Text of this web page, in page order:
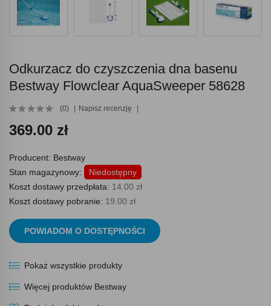
Odkurzacz do czyszczenia dna basenu
Bestway Flowclear AquaSweeper 58628
(0) Napisz recenzję
369.00 zł
Producent: Bestway
Stan magazynowy:
Niedostępny
Koszt dostawy przedpłata: 14.00 zł
Koszt dostawy pobranie: 19.00 zł
POWIADOM O DOSTĘPNOŚCI
Pokaż wszystkie produkty
Więcej produktów Bestway